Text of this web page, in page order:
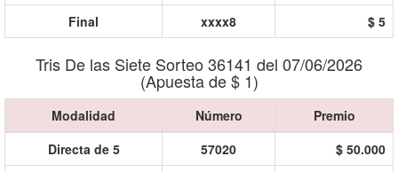
Final
xxxx8 $ 5
Tris De las Siete Sorteo 36141 del 07/06/2026
(Apuesta de $ 1)
Modalidad Número
Premio
Directa de 5
57020
$ 50.000